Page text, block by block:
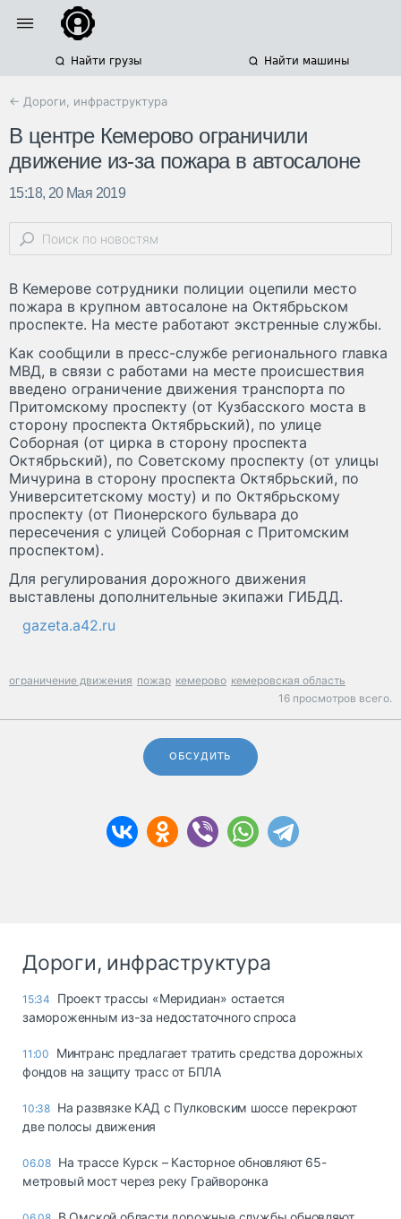
Найти грузы Найти машины
← Дороги, инфраструктура
В центре Кемерово ограничили
движение из-за пожара в автосалоне
15:18, 20 Мая 2019
В Кемерове сотрудники полиции оцепили место
пожара в крупном автосалоне на Октябрьском
проспекте. На месте работают экстренные службы.
Как сообщили в пресс-службе регионального главка
МВД, в связи с работами на месте происшествия
введено ограничение движения транспорта по
Притомскому проспекту (от Кузбасского моста в
сторону проспекта Октябрьский), по улице
Соборная (от цирка в сторону проспекта
Октябрьский), по Советскому проспекту (от улицы
Мичурина в сторону проспекта Октябрьский, по
Университетскому мосту) и по Октябрьскому
проспекту (от Пионерского бульвара до
пересечения с улицей Соборная с Притомским
проспектом).
Для регулирования дорожного движения
выставлены дополнительные экипажи ГИБДД.
gazeta.a42.ru
ограничение движения пожар кемерово кемеровская область
16 просмотров всего.
ОБСУДИТЬ
Дороги, инфраструктура
15:34
Проект трассы «Меридиан» остается
замороженным из-за недостаточного спроса
11:00
Минтранс предлагает тратить средства дорожных
фондов на защиту трасс от БПЛА
10:38 На развязке КАД с Пулковским шоссе перекроют
две полосы движения
06.08 На трассе Курск – Касторное обновляют 65-
метровый мост через реку Грайворонка